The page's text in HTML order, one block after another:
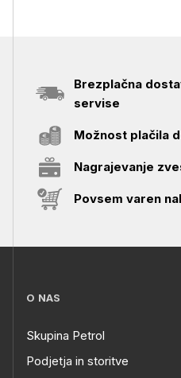
Brezplačna
servise
Možnost plačila
Nagrajevanje
Povsem varen
O NAS
Skupina Petrol
Podjetja in storitve